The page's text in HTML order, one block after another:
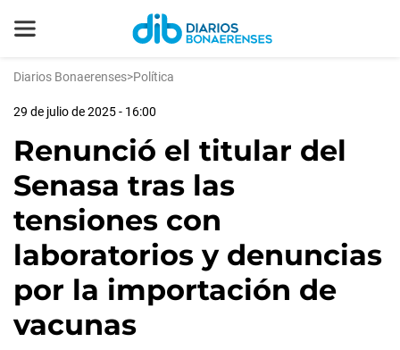
Diarios Bonaerenses>Política
29 de julio de 2025 - 16:00
Renunció el titular del
Senasa tras las
tensiones con
laboratorios y denuncias
por la importación de
vacunas